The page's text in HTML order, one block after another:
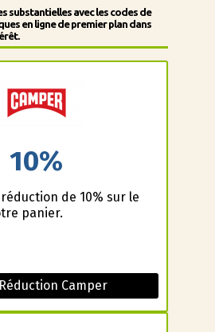
substantielles avec les codes de
en ligne de premier plan dans
10%
de 10% sur le
panier.
Camper